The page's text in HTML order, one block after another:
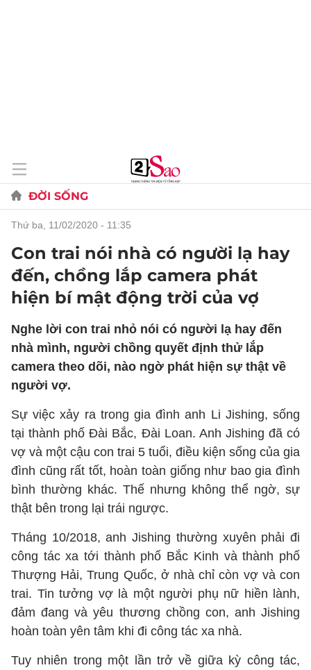
ĐỜI SỐNG
thứ ba, 11/02/2020 - 11:35
Con trai nói nhà có người lạ hay
đến, chồng lắp camera phát
hiện bí mật động trời của vợ
Nghe lời con trai nhỏ nói có người lạ hay đến
nhà mình, người chồng quyết định thử lắp
camera theo dõi, nào ngờ phát hiện sự thật về
người vợ.
Sự việc xảy ra trong gia đình anh Li Jishing, sống
tại thành phố Đài Bắc, Đài Loan. Anh Jishing đã có
vợ và một cậu con trai 5 tuổi, điều kiện sống của gia
đình cũng rất tốt, hoàn toàn giống như bao gia đình
bình thường khác. Thế nhưng không thể ngờ, sự
thật bên trong lại trái ngược.
Tháng 10/2018, anh Jishing thường xuyên phải đi
công tác xa tới thành phố Bắc Kinh và thành phố
Thượng Hải, Trung Quốc, ở nhà chỉ còn vợ và con
trai. Tin tưởng vợ là một người phụ nữ hiền lành,
đảm đang và yêu thương chồng con, anh Jishing
hoàn toàn yên tâm khi đi công tác xa nhà.
Tuy nhiên trong một lần trở về giữa kỳ công tác,